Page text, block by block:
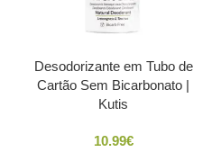
Desodorizante em Tubo de
Cartão Sem Bicarbonato |
Kutis
10.99€